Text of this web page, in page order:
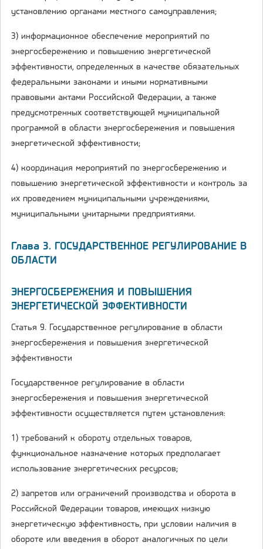
установлению органами местного самоуправления;
3) информационное обеспечение мероприятий по
энергосбережению и повышению энергетической
эффективности, определенных в качестве обязательных
федеральными законами и иными нормативными
правовыми актами Российской Федерации, а также
предусмотренных соответствующей муниципальной
программой в области энергосбережения и повышения
энергетической эффективности;
4) координация мероприятий по энергосбережению и
повышению энергетической эффективности и контроль за
их проведением муниципальными учреждениями,
муниципальными унитарными предприятиями.
Глава 3. ГОСУДАРСТВЕННОЕ РЕГУЛИРОВАНИЕ В
ОБЛАСТИ
ЭНЕРГОСБЕРЕЖЕНИЯ И ПОВЫШЕНИЯ
ЭНЕРГЕТИЧЕСКОЙ ЭФФЕКТИВНОСТИ
Статья 9. Государственное регулирование в области
энергосбережения и повышения энергетической
эффективности
Государственное регулирование в области
энергосбережения и повышения энергетической
эффективности осуществляется путем установления:
1) требований к обороту отдельных товаров,
функциональное назначение которых предполагает
использование энергетических ресурсов;
2) запретов или ограничений производства и оборота в
Российской Федерации товаров, имеющих низкую
энергетическую эффективность, при условии наличия в
обороте или введения в оборот аналогичных по цели